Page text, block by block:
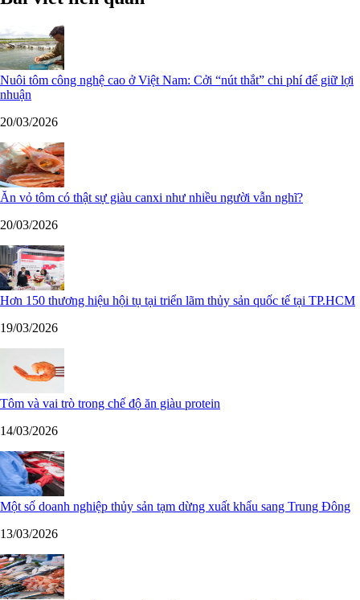
Nuôi tôm công nghệ cao ở Việt Nam: Cởi “nút thắt” chi phí để giữ lợi
nhuận
20/03/2026
Ăn vỏ tôm có thật sự giàu canxi như nhiều người vẫn nghĩ?
20/03/2026
Hơn 150 thương hiệu hội tụ tại triển lãm thủy sản quốc tế tại TP.HCM
19/03/2026
Tôm và vai trò trong chế độ ăn giàu protein
14/03/2026
Một số doanh nghiệp thủy sản tạm dừng xuất khẩu sang Trung Đông
13/03/2026